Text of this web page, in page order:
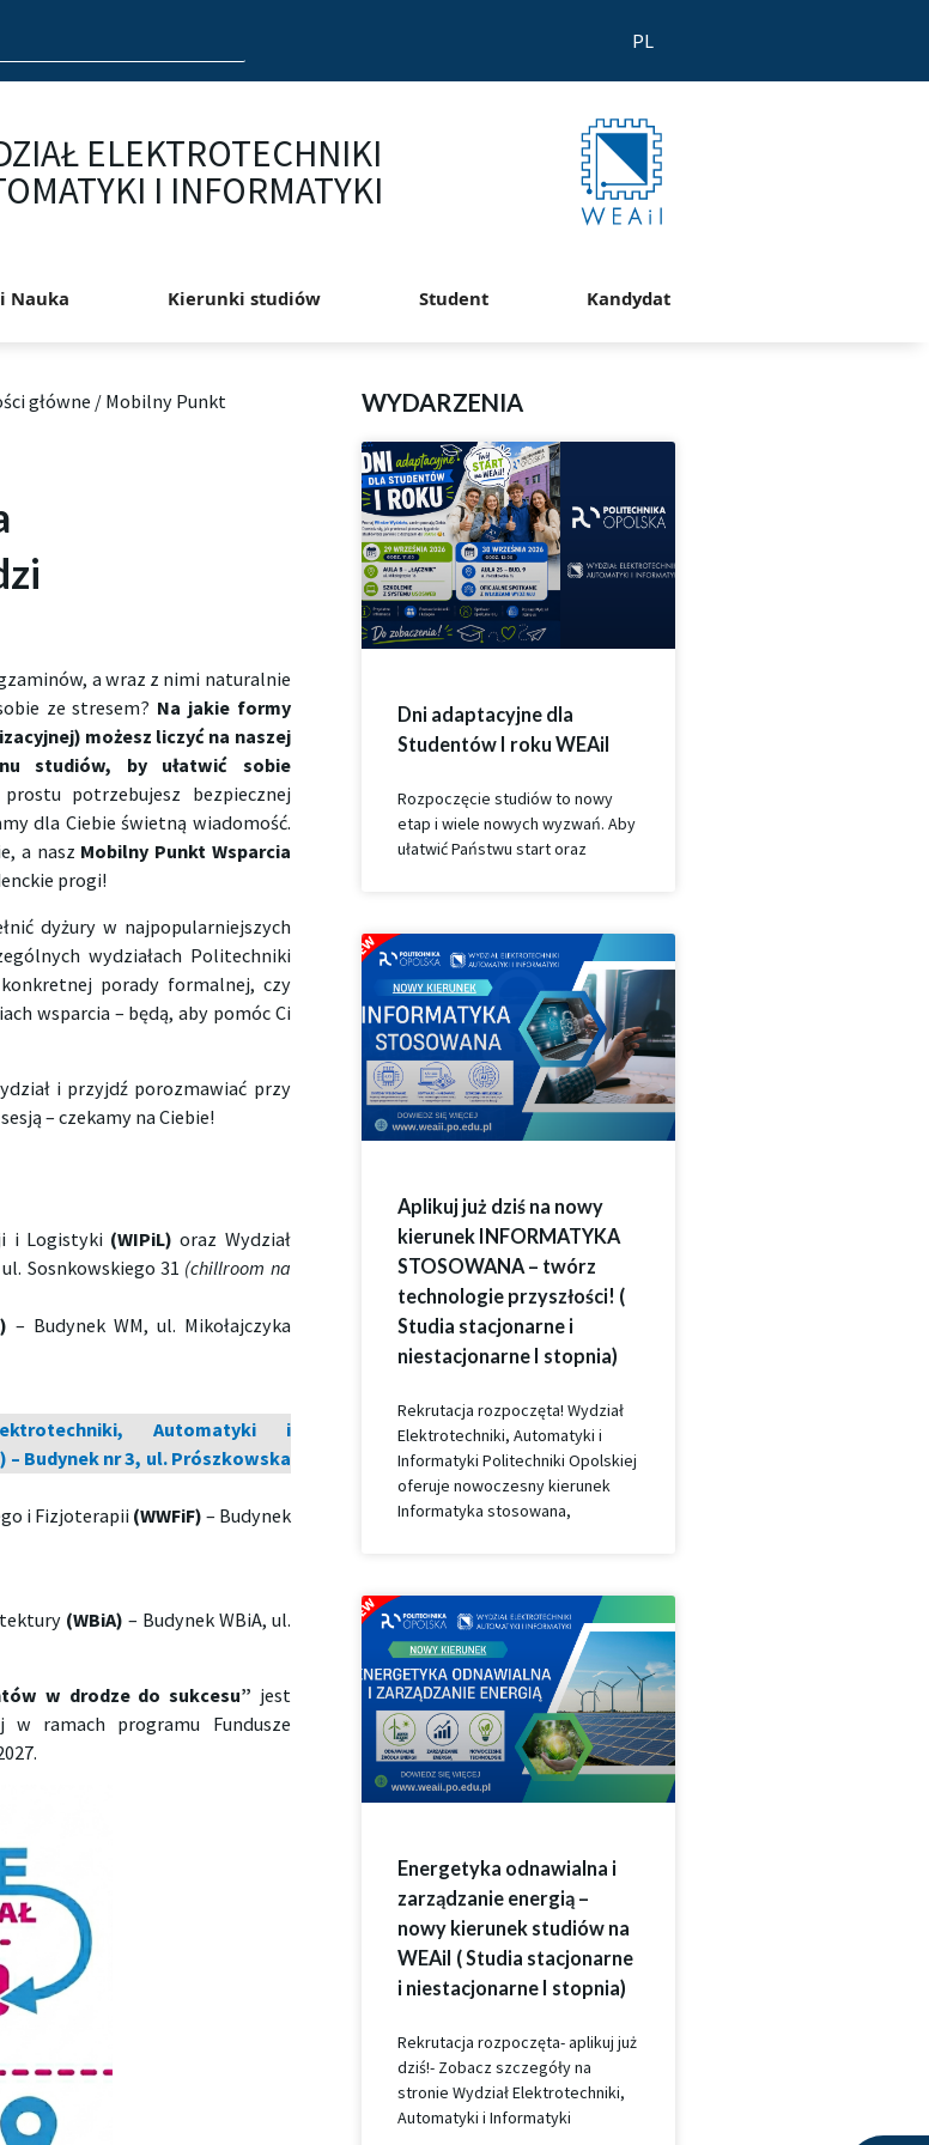
PL
ELEKTROTECHNIKI
I INFORMATYKI
Nauka Kierunki studiów Student Kandydat
główne / Mobilny Punkt
a wraz z nimi naturalnie
ze stresem? Na jakie formy
możesz liczyć na naszej
studiów, by ułatwić sobie
potrzebujesz bezpiecznej
dla Ciebie świetną wiadomość.
a nasz Mobilny Punkt Wsparcia
progi!
dyżury w najpopularniejszych
wydziałach Politechniki
porady formalnej, czy
wsparcia – będą, aby pomóc Ci
i przyjdź porozmawiać przy
– czekamy na Ciebie!
i Logistyki (WIPiL) oraz Wydział
Sosnkowskiego 31 (chillroom na
– Budynek WM, ul. Mikołajczyka
Automatyki i
Budynek nr 3, ul. Prószkowska
i Fizjoterapii (WWFiF) – Budynek
(WBiA) – Budynek WBiA, ul.
w drodze do sukcesu” jest
w ramach programu Fundusze
WYDARZENIA
Dni adaptacyjne dla
Studentów I roku WEAiI
Rozpoczęcie studiów to nowy
etap i wiele nowych wyzwań. Aby
ułatwić Państwu start oraz
Aplikuj już dziś na nowy
kierunek INFORMATYKA
STOSOWANA – twórz
technologie przyszłości! (
Studia stacjonarne i
niestacjonarne I stopnia)
Rekrutacja rozpoczęta! Wydział
Elektrotechniki, Automatyki i
Informatyki Politechniki Opolskiej
oferuje nowoczesny kierunek
Informatyka stosowana,
Energetyka odnawialna i
zarządzanie energią –
nowy kierunek studiów na
WEAiI ( Studia stacjonarne
i niestacjonarne I stopnia)
Rekrutacja rozpoczęta- aplikuj już
dziś!- Zobacz szczegóły na
stronie Wydział Elektrotechniki,
Automatyki i Informatyki